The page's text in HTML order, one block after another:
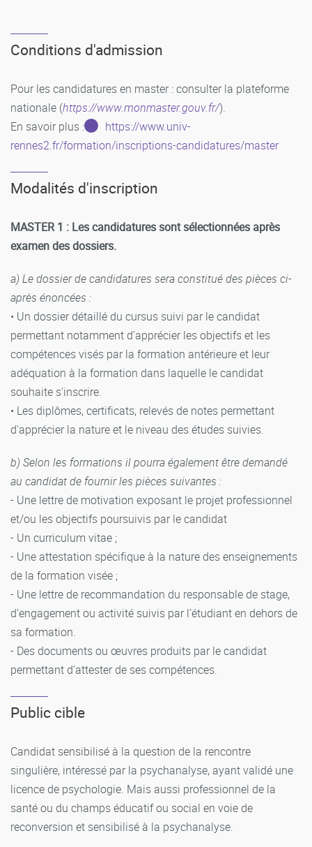
Conditions d'admission
Pour les candidatures en master : consulter la plateforme
nationale (https://www.monmaster.gouv.fr/).
En savoir plus :
https://www.univ-
rennes2.fr/formation/inscriptions-candidatures/master
Modalités d'inscription
MASTER 1 : Les candidatures sont sélectionnées après
examen des dossiers.
a) Le dossier de candidatures sera constitué des pièces ci-
après énoncées :
• Un dossier détaillé du cursus suivi par le candidat
permettant notamment d’apprécier les objectifs et les
compétences visés par la formation antérieure et leur
adéquation à la formation dans laquelle le candidat
souhaite s'inscrire.
• Les diplômes, certificats, relevés de notes permettant
d'apprécier la nature et le niveau des études suivies.
b) Selon les formations il pourra également être demandé
au candidat de fournir les pièces suivantes :
- Une lettre de motivation exposant le projet professionnel
et/ou les objectifs poursuivis par le candidat
- Un curriculum vitae ;
- Une attestation spécifique à la nature des enseignements
de la formation visée ;
- Une lettre de recommandation du responsable de stage,
d’engagement ou activité suivis par l’étudiant en dehors de
sa formation.
- Des documents ou œuvres produits par le candidat
permettant d'attester de ses compétences.
Public cible
Candidat sensibilisé à la question de la rencontre
singulière, intéressé par la psychanalyse, ayant validé une
licence de psychologie. Mais aussi professionnel de la
santé ou du champs éducatif ou social en voie de
reconversion et sensibilisé à la psychanalyse.